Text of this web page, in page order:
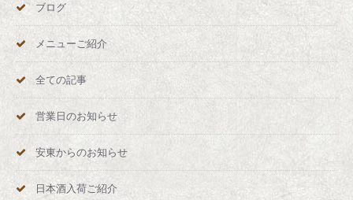
ブログ
メニューご紹介
全ての記事
営業日のお知らせ
安東からのお知らせ
日本酒入荷ご紹介